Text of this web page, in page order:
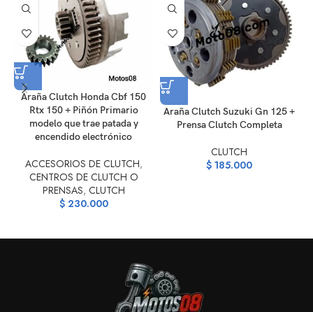
Araña Clutch Honda Cbf 150
Rtx 150 + Piñón Primario
modelo que trae patada y
encendido electrónico
ACCESORIOS DE CLUTCH,
CENTROS DE CLUTCH O
PRENSAS, CLUTCH
$230.000
Araña Clutch Suzuki Gn 125 +
Prensa Clutch Completa
CLUTCH
$ 185.000